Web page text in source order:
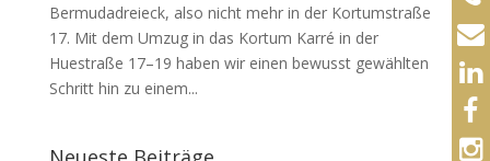
Bermudadreieck, also nicht mehr in der Kortumstraße
17. Mit dem Umzug in das Kortum Karré in der
Huestraße 17–19 haben wir einen bewusst gewählten
Schritt hin zu einem...